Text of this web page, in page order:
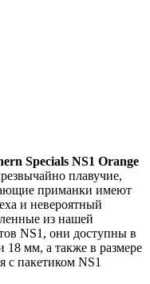
Specials NS1 Orange
плавучие,
приманки имеют
и невероятный
из нашей
NS1, они доступны в
18 мм, а также в размере
с пакетиком NS1